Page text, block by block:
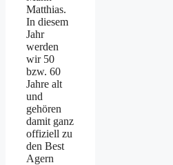
Matthias.
In diesem
Jahr
werden
wir 50
bzw. 60
Jahre alt
und
gehören
damit ganz
offiziell zu
den Best
Agern